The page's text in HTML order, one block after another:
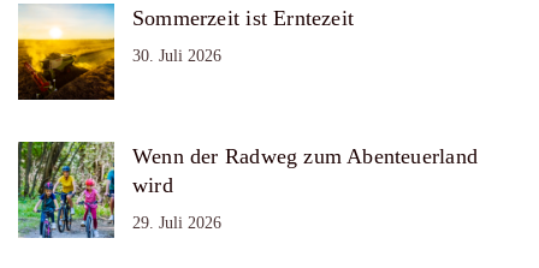
Sommerzeit ist Erntezeit
30. Juli 2026
Wenn der Radweg zum Abenteuerland
wird
29. Juli 2026